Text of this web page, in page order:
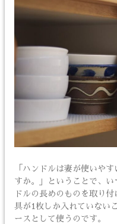
「ハンドルは妻が使いや
すか。」ということで、
ドルの長めのものを取り
具が1枚しか入れていない
ースとして使うのです。